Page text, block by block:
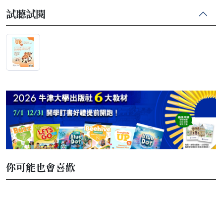
試聽試閱
你可能也會喜歡